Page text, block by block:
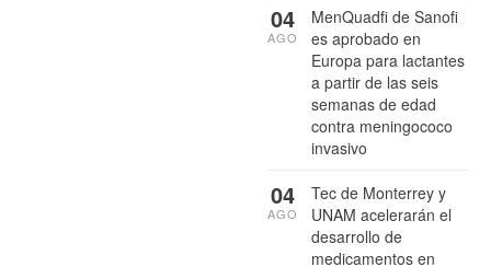
MenQuadfi de Sanofi
es aprobado en
Europa para lactantes
a partir de las seis
semanas de edad
contra meningococo
invasivo
04
AGO
Tec de Monterrey y
UNAM acelerarán el
desarrollo de
medicamentos en
04
AGO